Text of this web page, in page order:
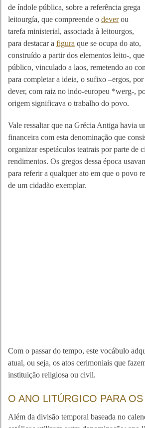
de índole pública, sobre a referência grega
leitourgía, que compreende o deverou
tarefa ministerial, associada à leitourgos,
para destacar a figura que se ocupa do ato,
construído a partir dos elementos leito-,
público, vinculado a laos, remetendo ao
para completar a ideia, o sufixo –ergos,
dever, com raiz no indo-europeu *werg-,
origem significava o trabalho do povo.
Vale ressaltar que na Grécia Antiga havia
financeira com esta denominação que
organizar espetáculos teatrais por parte de
rendimentos. Os gregos dessa época
para referir a qualquer ato em que o povo
de um cidadão exemplar.
Com o passar do tempo, este vocábulo
atual, ou seja, os atos cerimoniais que
instituição religiosa ou civil.
O ANO LITÚRGICO PARA
Além da divisão temporal baseada no